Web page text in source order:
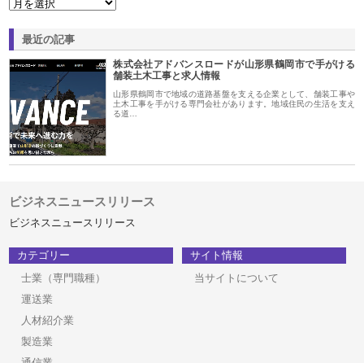
最近の記事
株式会社アドバンスロードが山形県鶴岡市で手がける
舗装土木工事と求人情報
山形県鶴岡市で地域の道路基盤を支える企業として、舗装工事や
土木工事を手がける専門会社があります。地域住民の生活を支え
る道…
ビジネスニュースリリース
ビジネスニュースリリース
カテゴリー
士業（専門職種）
運送業
人材紹介業
製造業
サイト情報
当サイトについて